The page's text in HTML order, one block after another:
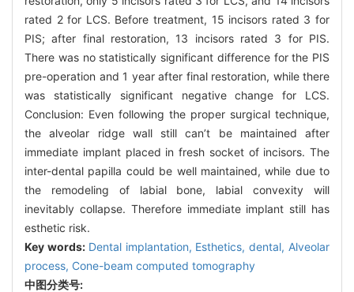
rated 2 for LCS. Before treatment, 15 incisors rated 3 for
PIS; after final restoration, 13 incisors rated 3 for PIS.
There was no statistically significant difference for the PIS
pre-operation and 1 year after final restoration, while there
was statistically significant negative change for LCS.
Conclusion: Even following the proper surgical technique,
the alveolar ridge wall still can’t be maintained after
immediate implant placed in fresh socket of incisors. The
inter-dental papilla could be well maintained, while due to
the remodeling of labial bone, labial convexity will
inevitably collapse. Therefore immediate implant still has
esthetic risk.
Key words: Dental implantation, Esthetics, dental, Alveolar
process, Cone-beam computed tomography
中图分类号: